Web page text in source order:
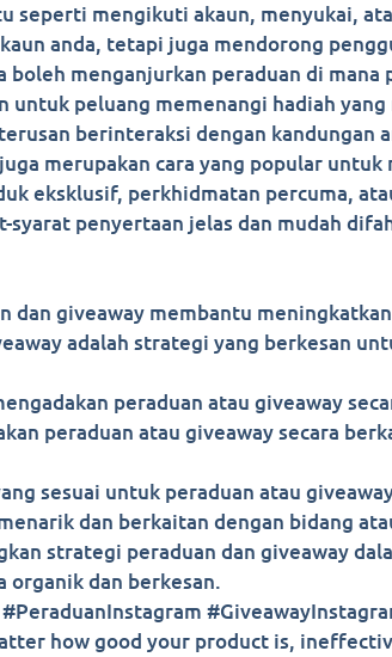
seperti mengikuti akaun, menyukai,
anda, tetapi juga mendorong
boleh menganjurkan peraduan di
untuk peluang memenangi hadiah
berinteraksi dengan kandungan
merupakan cara yang popular
eksklusif, perkhidmatan percuma,
syarat penyertaan jelas dan mudah
dan giveaway membantu
adalah strategi yang berkesan
peraduan atau giveaway
peraduan atau giveaway secara
sesuai untuk peraduan atau
dan berkaitan dengan bidang
strategi peraduan dan giveaway
organik dan berkesan.
how good your product is,